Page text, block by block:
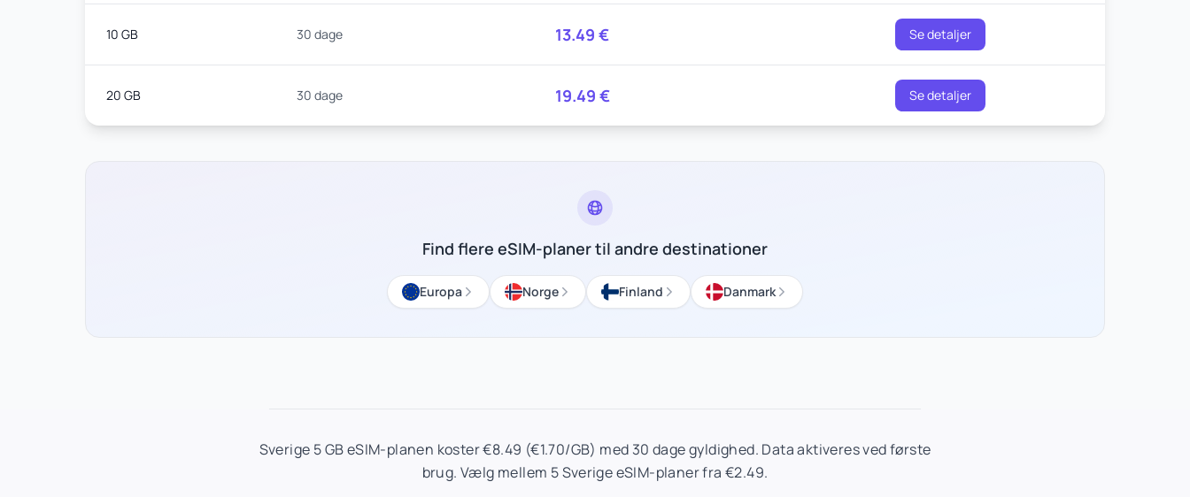
10 GB 30 dage 13.49 € Se detaljer
20 GB 30 dage 19.49 € Se detaljer
Find flere eSIM-planer til andre destinationer
Europa Norge Finland Danmark
Sverige 5 GB eSIM-planen koster €8.49 (€1.70/GB) med 30 dage gyldighed. Data aktiveres ved første
brug. Vælg mellem 5 Sverige eSIM-planer fra €2.49.